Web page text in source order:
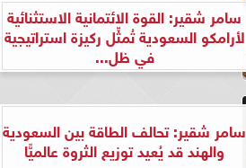
سامر شقير: القوة الائتمانية الاستثنائية
لأرامكو السعودية تُمثِّل ركيزة استراتيجية
في ظل...
سامر شقير: تحالف الطاقة بين السعودية
والهند قد يُعيد توزيع الثروة عالميًّا